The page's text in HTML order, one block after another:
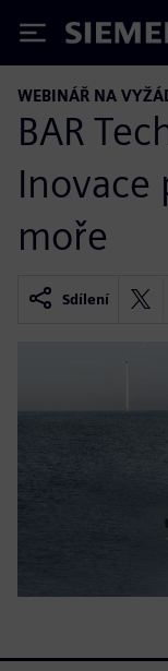
Siemens
WEBINÁŘ NA
BAR
Inovace
moře
Sdílení